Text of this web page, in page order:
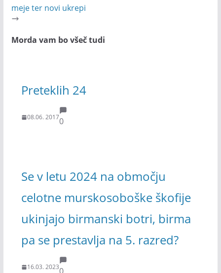
meje ter novi ukrepi
Morda vam bo všeč tudi
Preteklih 24
08.06. 20170
Se v letu 2024 na območju
celotne murskosoboške škofije
ukinjajo birmanski botri, birma
pa se prestavlja na 5. razred?
16.03. 20230